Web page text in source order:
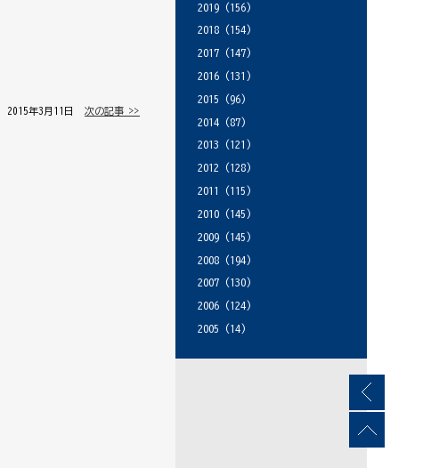
│ 2015年3月11日 │ 次の記事 >>
2019 (156)
2018 (154)
2017 (147)
2016 (131)
2015 (96)
2014 (87)
2013 (121)
2012 (128)
2011
(115)
2010 (145)
2009 (145)
2008 (194)
2007 (130)
2006 (124)
2005 (14)